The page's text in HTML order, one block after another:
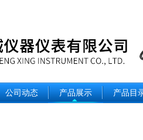
公司动态 产品展示 产品目